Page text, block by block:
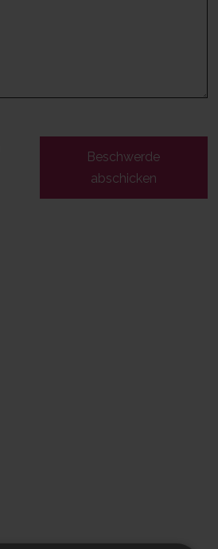
Beschwerde
abschicken